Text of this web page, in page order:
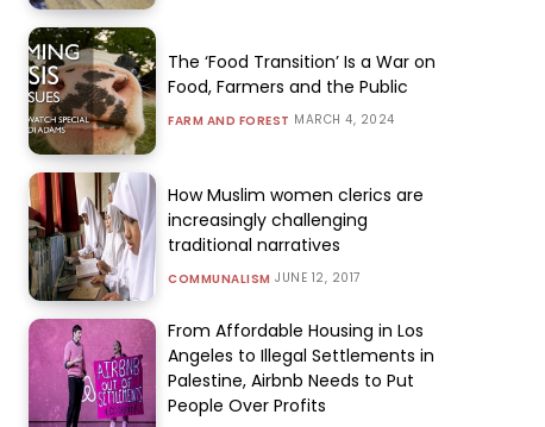
The ‘Food Transition’ Is a War on
Food, Farmers and the Public
FARM AND FOREST MARCH 4, 2024
How Muslim women clerics are
increasingly challenging
traditional narratives
COMMUNALISM JUNE 12, 2017
From Affordable Housing in Los
Angeles to Illegal Settlements in
Palestine, Airbnb Needs to Put
People Over Profits